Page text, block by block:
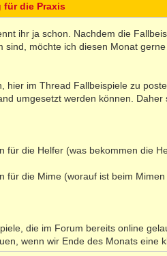
für die Praxis
ihr ja schon. Nachdem die
sind, möchte ich diesen Monat
hier im Thread Fallbeispiele zu
umgesetzt werden können.
für die Helfer (was bekommen die
für die Mime (worauf ist beim
die im Forum bereits online
wenn wir Ende des Monats eine